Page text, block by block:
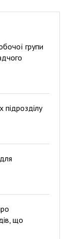
групи
підрозділу
що